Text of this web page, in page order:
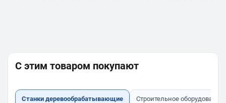
С этим товаром покупают
Станки деревообрабатывающие Строительное оборудование